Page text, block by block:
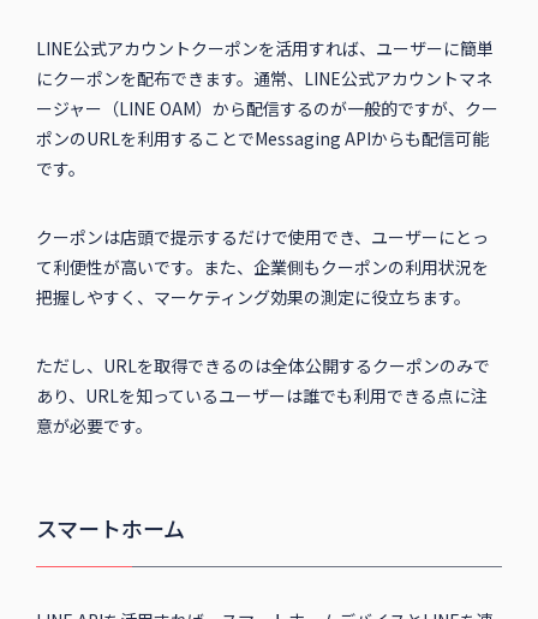
LINE公式アカウントクーポンを活用すれば、ユーザーに簡単
にクーポンを配布できます。通常、LINE公式アカウントマネ
ージャー（LINE OAM）から配信するのが一般的ですが、クー
ポンのURLを利用することでMessaging APIからも配信可能
です。
クーポンは店頭で提示するだけで使用でき、ユーザーにとっ
て利便性が高いです。また、企業側もクーポンの利用状況を
把握しやすく、マーケティング効果の測定に役立ちます。
ただし、URLを取得できるのは全体公開するクーポンのみで
あり、URLを知っているユーザーは誰でも利用できる点に注
意が必要です。
スマートホーム